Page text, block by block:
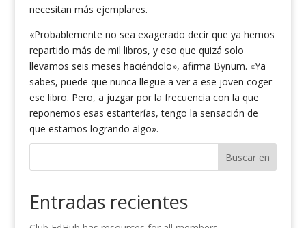
necesitan más ejemplares.
«Probablemente no sea exagerado decir que ya hemos
repartido más de mil libros, y eso que quizá solo
llevamos seis meses haciéndolo», afirma Bynum. «Ya
sabes, puede que nunca llegue a ver a ese joven coger
ese libro. Pero, a juzgar por la frecuencia con la que
reponemos esas estanterías, tengo la sensación de
que estamos logrando algo».
Buscar en
Entradas recientes